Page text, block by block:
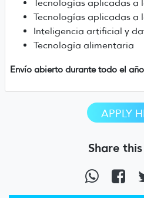
Tecnologías aplicadas a
Tecnologías aplicadas a
Inteligencia artificial y
Tecnología alimentaria
Envío abierto durante todo el
APPLY
Share